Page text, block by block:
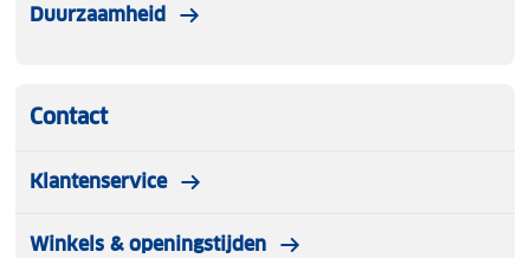
Duurzaamheid
Contact
Klantenservice
Winkels & openingstijden